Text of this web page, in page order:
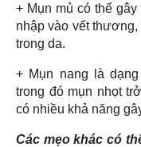
+ Mụn mủ có thể
nhập vào vết
trong da.
+ Mụn nang là
trong đó mụn nhọt
có nhiều khả năng
Các mẹo khác có